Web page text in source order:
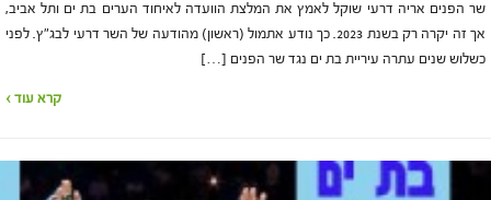
שר הפנים אריה דרעי שוקל לאמץ את המלצת הוועדה לאיחוד הערים בת ים ותל אביב,
אך זה יקרה רק בשנת 2023. כך נודע אתמול (ראשון) מהודעה של השר דרעי לבג"ץ. לפני
כשלוש שנים עתרה עיריית בת ים נגד שר הפנים […]
קרא עוד ›